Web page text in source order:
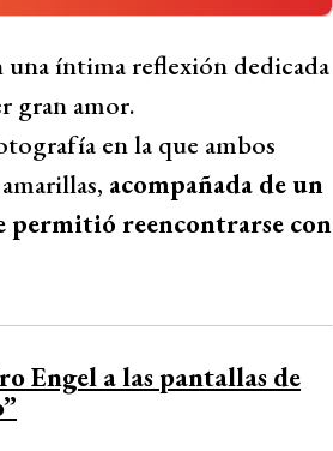
reflexión dedicada a su
se reencontraron y
como real y
cerrar procesos
sobre la permanencia de los
a Aly, recordando que
en 1980, dejándolo a
una íntima reflexión dedicada
gran amor.
en la que ambos
acompañada de un
permitió reencontrarse con
Engel a las pantallas de